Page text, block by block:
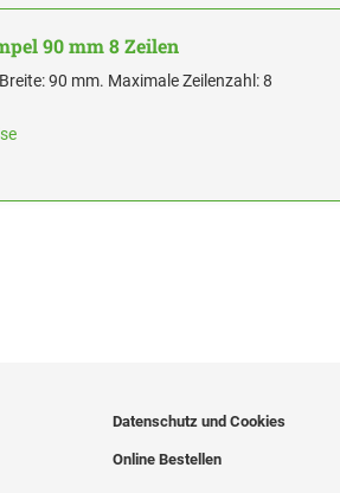
90 mm 8 Zeilen
90 mm. Maximale Zeilenzahl: 8
Datenschutz und Cookies
Online Bestellen